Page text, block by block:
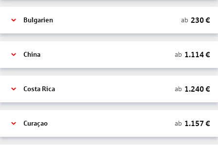
Bulgarien ab 230€
China ab 1.114€
Costa Rica ab 1.240€
Curaçao ab 1.157 €